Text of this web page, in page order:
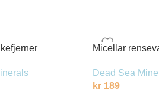
Micellar
Dead Sea
kr189